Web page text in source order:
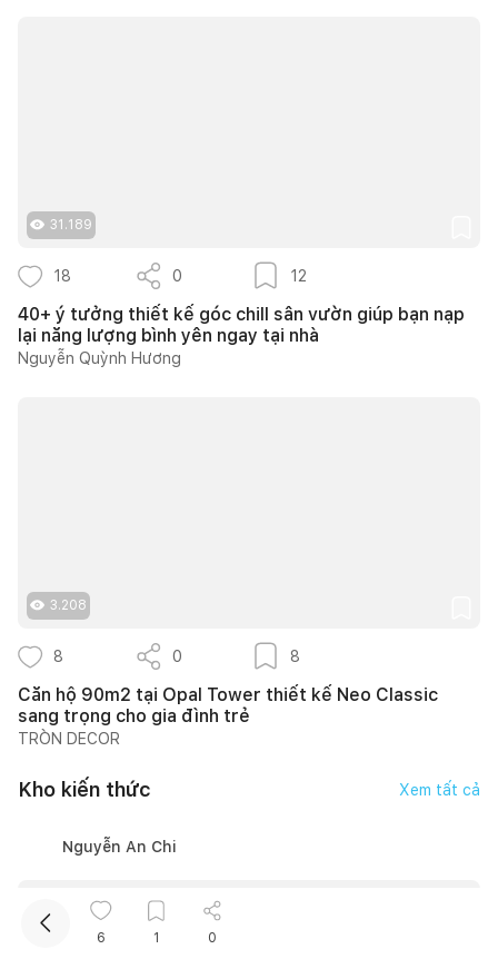
31.189
18 0 12
40+ ý tưởng thiết kế góc chill sân vườn giúp bạn nạp
lại năng lượng bình yên ngay tại nhà
Nguyễn Quỳnh Hương
3.208
8 0 8
Căn hộ 90m2 tại Opal Tower thiết kế Neo Classic
sang trọng cho gia đình trẻ
TRÒN DECOR
Kho kiến thức Xem tất cả
Nguyễn An Chi
6 1 0
Kết nối thiết kế, thi công